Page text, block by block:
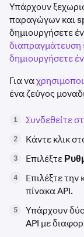
Υπάρχουν
παραγώγων και
δημιουργήσετε
δημιουργήσετε
Για να
ένα ζεύγος
1 Συνδεθείτε
2 Κάντε κλικ
3 Επιλέξτε
4 Επιλέξτε την
πίνακα API.
5
Υπάρχουν
API με